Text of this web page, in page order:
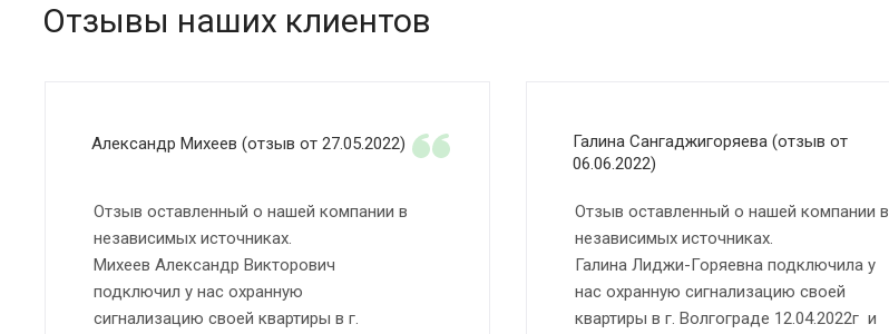
Отзывы наших клиентов
Александр Михеев (отзыв от 27.05.2022)
Отзыв оставленный о нашей компании в
независимых источниках.
Михеев Александр Викторович
подключил у нас охранную
сигнализацию своей квартиры в г.
Галина Сангаджигоряева (отзыв от
06.06.2022)
Отзыв оставленный о нашей компании в
независимых источниках.
Галина Лиджи-Горяевна подключила у
нас охранную сигнализацию своей
квартиры в г. Волгограде 12.04.2022г и